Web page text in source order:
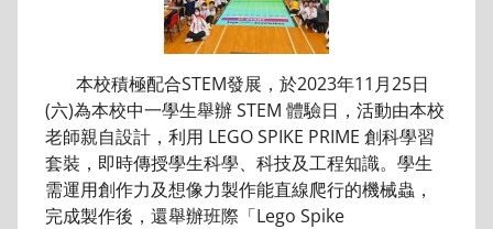
本校積極配合STEM發展，於2023年11月25日
(六)為本校中一學生舉辦 STEM 體驗日，活動由本校
老師親自設計，利用 LEGO SPIKE PRIME 創科學習
套裝，即時傳授學生科學、科技及工程知識。學生
需運用創作力及想像力製作能直線爬行的機械蟲，
完成製作後，還舉辦班際「Lego Spike